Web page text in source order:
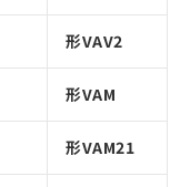
形VAV2
形VAM
形VAM21